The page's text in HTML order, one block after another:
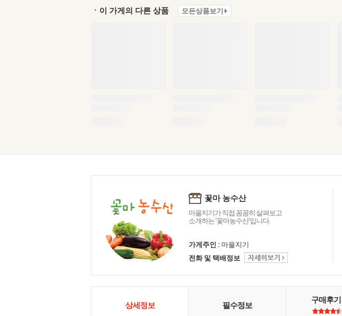
ㆍ이 가게의 다른 상품 모든상품보기+
꽃마 농수산
마을지기가 직접 꼼꼼히 살펴보고
소개하는 '꽃마농수산'입니다.
가게주인 : 마을지기
전화 및 택배정보
상세정보 필수정보
구매후기